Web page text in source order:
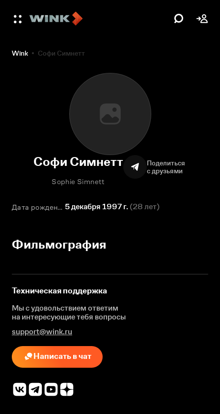
Wink Софи Симнетт
Софи Симнетт
Sophie Simnett
Поделиться
с друзьями
Дата рождения 5 декабря 1997 г. (28 лет)
Фильмография
Техническая поддержка
Мы с удовольствием ответим
на интересующиетебя вопросы
support@wink.ru
Написать в чат